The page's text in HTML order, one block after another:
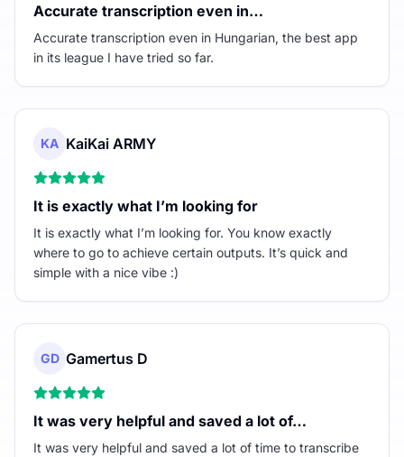
Accurate transcription even in…
Accurate transcription even in Hungarian, the best app
in its league I have tried so far.
KA KaiKai ARMY
It is exactly what I’m looking for
It is exactly what I’m looking for. You know exactly
where to go to achieve certain outputs. It’s quick and
simple with a nice vibe :)
GD Gamertus D
It was very helpful and saved a lot of…
It was very helpful and saved a lot of time to transcribe